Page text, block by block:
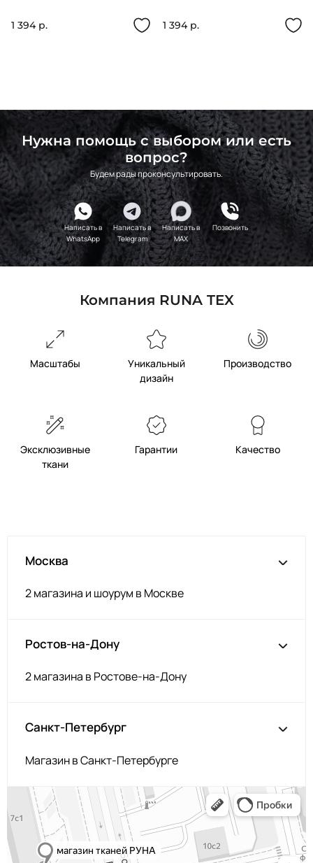
1 394 р. 1 394 р.
Нужна помощь с выбором или есть
вопрос?
Будем рады проконсультировать.
Написать в
WhatsApp
Написать в
Telegram
Написать в
MAX
Позвонить
Компания RUNA TEX
Масштабы
Уникальный
дизайн
Производство
Эксклюзивные
ткани
Гарантии Качество
Москва
2 магазина и шоурум в Москве
Ростов-на-Дону
2 магазина в Ростове-на-Дону
Санкт-Петербург
Магазин в Санкт-Петербурге